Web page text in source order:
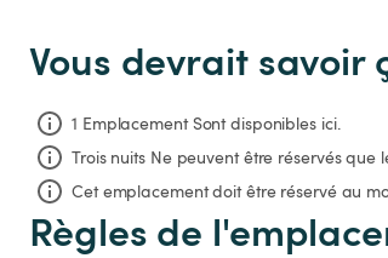
Vous devrait savoir
1 Emplacement Sont disponibles ici.
Trois nuits Ne peuvent être réservés que
Cet emplacement doit être réservé au
Règles de